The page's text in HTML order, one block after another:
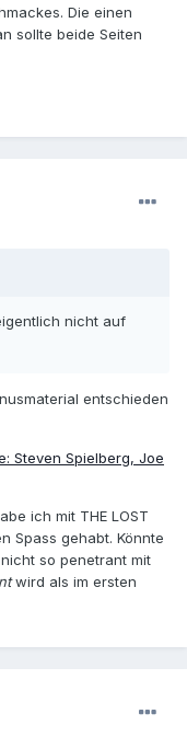
Die einen
sollte beide Seiten
nicht auf
entschieden
Steven Spielberg, Joe
ich mit THE LOST
Spass gehabt. Könnte
so penetrant mit
wird als im ersten